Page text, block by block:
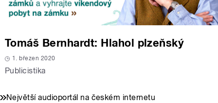
Tomáš Bernhardt: Hlahol plzeňský
1. březen 2020
Publicistika
Největší audioportál na českém internetu